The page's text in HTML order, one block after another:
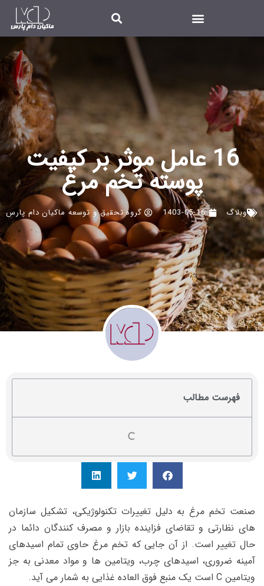
16 عامل موثر بر کیفیت
پوسته تخم مرغ
وبلاگ 1403-05-16 گروه تحقیق و توسعه ماکیان دام پارس
فهرست مطالب
صنعت تخم مرغ به دلیل تغییرات تکنولوژیکی، تشکیل سازمان
های نظارتی و تقاضای فزاینده بازار و مصرف کنندگان دائما در
حال تغییر است. از آن جایی که تخم مرغ حاوی تمام اسیدهای
آمینه ضروری، اسیدهای چرب، ویتامین ها و مواد معدنی به جز
ویتامین C است یک منبع فوق العاده غذایی به شمار می آید.